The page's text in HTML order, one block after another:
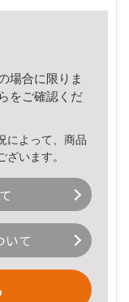
場合に限りま
をご確認くだ
によって、商品
います。
いて